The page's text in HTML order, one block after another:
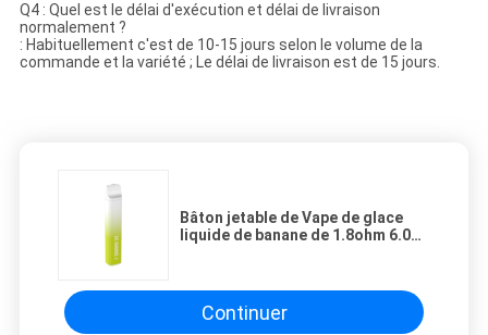
Q4 : Quel est le délai d'exécution et délai de livraison
normalement ?
: Habituellement c'est de 10-15 jours selon le volume de la
commande et la variété ; Le délai de livraison est de 15 jours.
Bâton jetable de Vape de glace
liquide de banane de 1.8ohm 6.0ml
Continuer